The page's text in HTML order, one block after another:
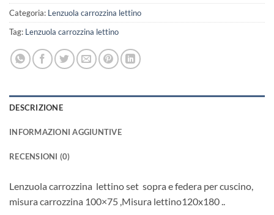
Categoria: Lenzuola carrozzina lettino
Tag: Lenzuola carrozzina lettino
DESCRIZIONE
INFORMAZIONI AGGIUNTIVE
RECENSIONI (0)
Lenzuola carrozzina lettino set sopra e federa per cuscino,
misura carrozzina 100×75 ,Misura lettino120x180 ..